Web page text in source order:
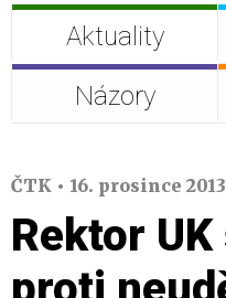
Aktuality
Názory
ČTK • 16. prosince 2013
Rektor UK